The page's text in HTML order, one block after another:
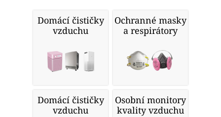
Domácí čističky
vzduchu
Ochranné masky
a respirátory
Domácí čističky
vzduchu
Osobní monitory
kvality vzduchu